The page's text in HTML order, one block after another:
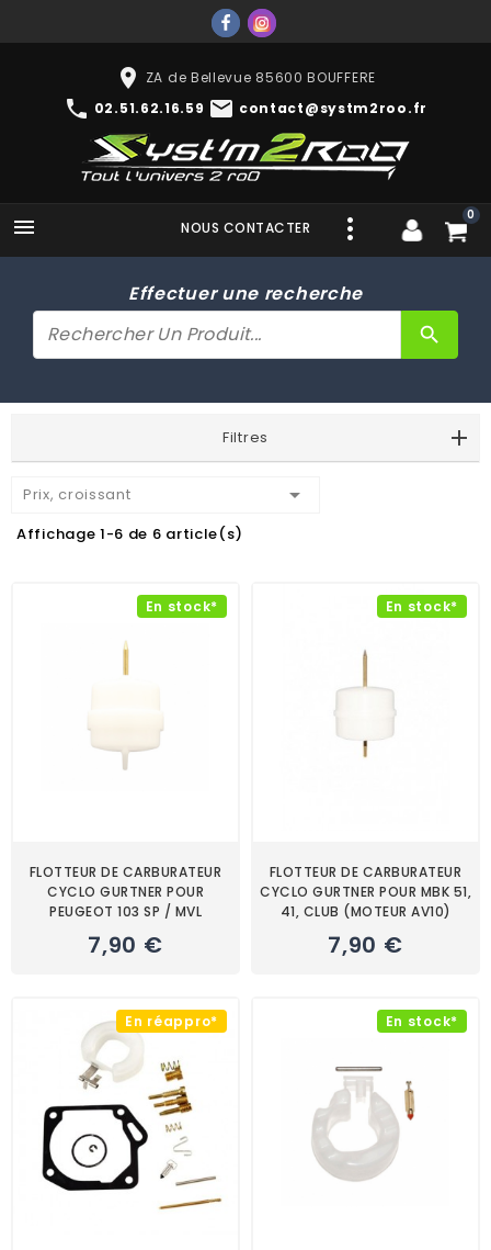
place ZA de Bellevue 85600 BOUFFERE
phone 02.51.62.16.59 mail contact@systm2roo.fr
 0
NOUS CONTACTER
Effectuer une recherche
search
Filtres
Prix, croissant 
Affichage 1-6 de 6 article(s)
En stock*
FLOTTEUR DE CARBURATEUR
CYCLO GURTNER POUR
PEUGEOT 103 SP / MVL
7,90 €
En stock*
FLOTTEUR DE CARBURATEUR
CYCLO GURTNER POUR MBK 51,
41, CLUB (MOTEUR AV10)
7,90 €
En réappro* En stock*